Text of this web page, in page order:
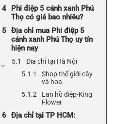
Phi điệp 5 cánh xanh Phú
Thọ có giá bao nhiêu?
Địa chỉ mua Phi điệp 5
cánh xanh Phú Thọ uy tín
hiện nay
Đia chỉ tại Hà Nội
Shop thế giới cây
và hoa
Lan hồ điệp-King
Flower
Địa chỉ tại TP HCM: